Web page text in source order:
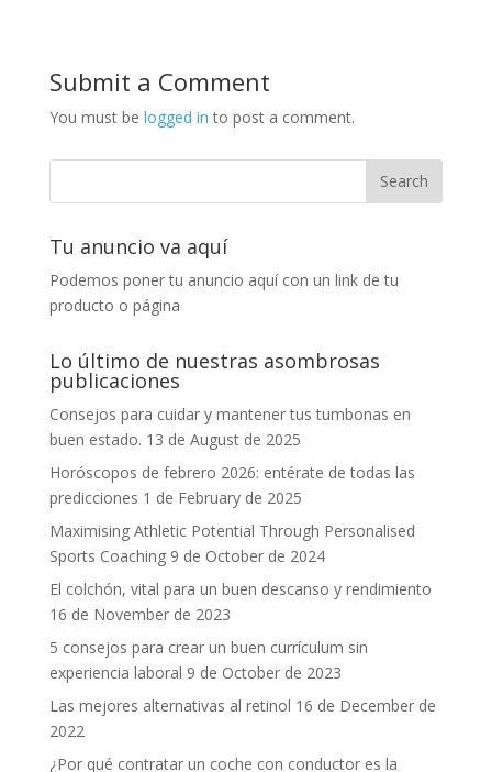
Submit a Comment
You must be logged in to post a comment.
Tu anuncio va aquí
Podemos poner tu anuncio aquí con un link de tu
producto o página
Lo último de nuestras asombrosas
publicaciones
Consejos para cuidar y mantener tus tumbonas en
buen estado. 13 de August de 2025
Horóscopos de febrero 2026: entérate de todas las
predicciones 1 de February de 2025
Maximising Athletic Potential Through Personalised
Sports Coaching 9 de October de 2024
El colchón, vital para un buen descanso y rendimiento
16 de November de 2023
5 consejos para crear un buen currículum sin
experiencia laboral 9 de October de 2023
Las mejores alternativas al retinol 16 de December de
2022
¿Por qué contratar un coche con conductor es la